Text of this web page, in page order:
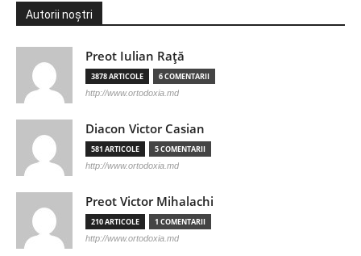
Autorii noștri
Preot Iulian Raţă
3878 ARTICOLE 6 COMENTARII
http://www.ortodoxia.md
Diacon Victor Casian
581 ARTICOLE 5 COMENTARII
http://www.ortodoxia.md
Preot Victor Mihalachi
210 ARTICOLE 1 COMENTARII
http://www.ortodoxia.md